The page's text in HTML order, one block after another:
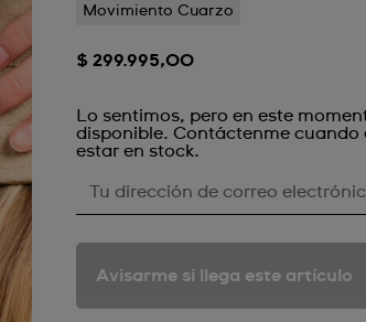
Movimiento Cuarzo
$ 299.995,00
Lo sentimos, pero en este
disponible. Contáctenme cuando
estar en stock.
Tu dirección de correo
Avisarme si llega este artículo